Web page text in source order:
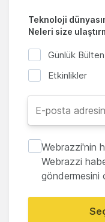
Teknoloji
Neleri size
Günlük Bülten
Etkinlikler
Webrazzi'nin
Webrazzi
göndermesini